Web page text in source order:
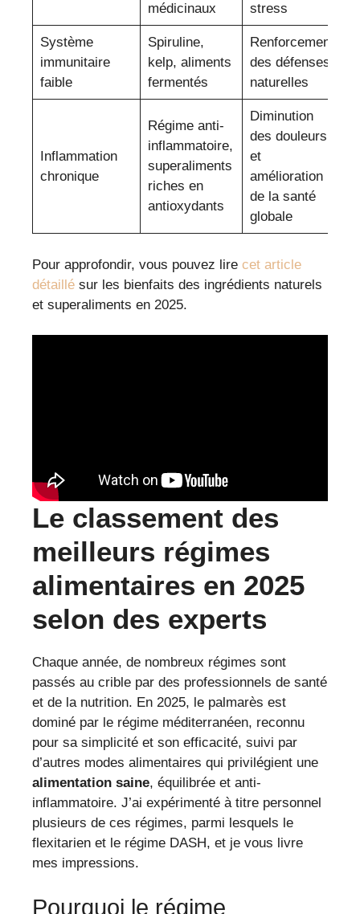
médicinaux
stress
Système
immunitaire
faible
Spiruline,
kelp, aliments
fermentés
Renforcement
des défenses
naturelles
Inflammation
chronique
Régime anti-
inflammatoire,
superaliments
riches en
antioxydants
Diminution
des douleurs
et
amélioration
de la santé
globale
Pour approfondir, vous pouvez lire cet article
détaillé sur les bienfaits des ingrédients naturels
et superaliments en 2025.
Le classement des
meilleurs régimes
alimentaires en 2025
selon des experts
Chaque année, de nombreux régimes sont
passés au crible par des professionnels de santé
et de la nutrition. En 2025, le palmarès est
dominé par le régime méditerranéen, reconnu
pour sa simplicité et son efficacité, suivi par
d’autres modes alimentaires qui privilégient une
alimentation saine, équilibrée et anti-
inflammatoire. J’ai expérimenté à titre personnel
plusieurs de ces régimes, parmi lesquels le
flexitarien et le régime DASH, et je vous livre
mes impressions.
Pourquoi le régime